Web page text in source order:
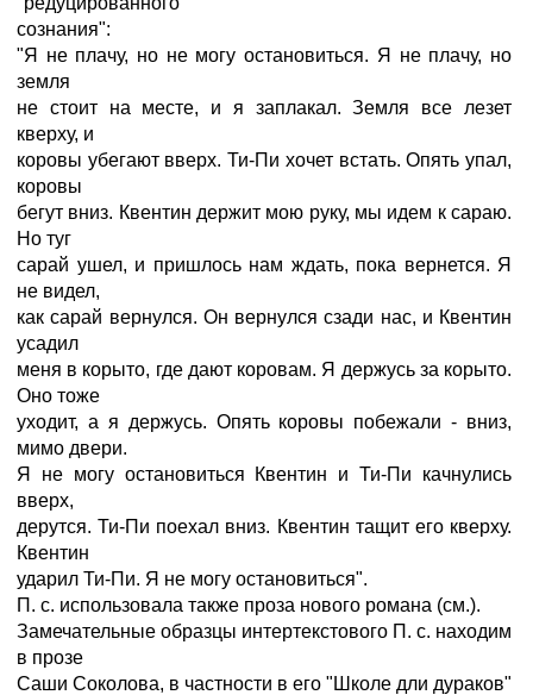
сознания":
"Я не плачу, но не могу остановиться. Я не плачу, но
земля
не стоит на месте, и я заплакал. Земля все лезет
кверху, и
коровы убегают вверх. Ти-Пи хочет встать. Опять упал,
коровы
бегут вниз. Квентин держит мою руку, мы идем к сараю.
Но туг
сарай ушел, и пришлось нам ждать, пока вернется. Я
не видел,
как сарай вернулся. Он вернулся сзади нас, и Квентин
усадил
меня в корыто, где дают коровам. Я держусь за корыто.
Оно тоже
уходит, а я держусь. Опять коровы побежали - вниз,
мимо двери.
Я не могу остановиться Квентин и Ти-Пи качнулись
вверх,
дерутся. Ти-Пи поехал вниз. Квентин тащит его кверху.
Квентин
ударил Ти-Пи. Я не могу остановиться".
П. с. использовала также проза нового романа (см.).
Замечательные образцы интертекстового П. с. находим
в прозе
Саши Соколова, в частности в его "Школе дли дураков"